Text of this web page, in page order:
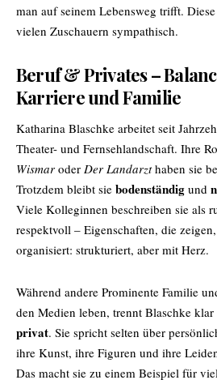
man auf seinem Lebensweg trifft.
vielen Zuschauern sympathisch.
Beruf & Privates –
Karriere und Familie
Katharina Blaschke arbeitet seit
Theater- und Fernsehlandschaft. Ihre
Wismar oder Der Landarzthaben sie
Trotzdem bleibt sie bodenständig und
Viele Kolleginnen beschreiben sie als
respektvoll – Eigenschaften, die
organisiert: strukturiert, aber mit Herz.
Während andere Prominente Familie
den Medien leben, trennt Blaschke klar
privat. Sie spricht selten über
ihre Kunst, ihre Figuren und ihre
Das macht sie zu einem Beispiel für